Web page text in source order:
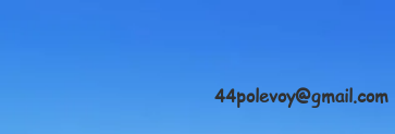
44polevoy@gmail.com